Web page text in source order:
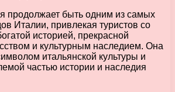
продолжает быть одним из самых
Италии, привлекая туристов со
историей, прекрасной
и культурным наследием. Она
итальянской культуры и
частью истории и наследия